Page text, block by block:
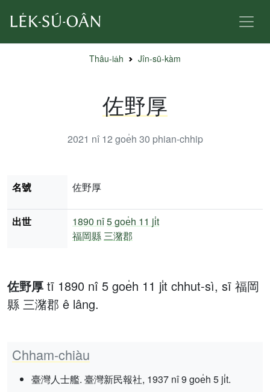
Thâu-ia̍h Jîn-sū-kàm
佐野厚
2021 nî 12 goe̍h 30 phian-chhip
佐野厚 tī 1890 nî 5 goe̍h 11 ji̍t chhut-sì, sī 福岡
縣 三潴郡 ê lâng.
Chham-chiàu
臺灣人士艦. 臺灣新民報社, 1937 nî 9 goe̍h 5 ji̍t.
名號 佐野厚
出世 1890 nî5 goe̍h 11 ji̍t
福岡縣三潴郡